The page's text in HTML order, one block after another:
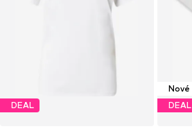
DEAL
Nové
DEAL